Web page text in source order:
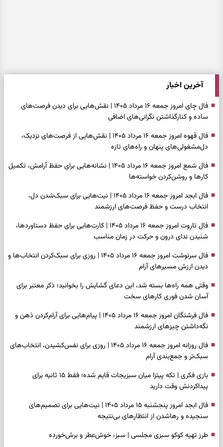
آخرین اخبار
فال چای امروز جمعه ۱۶ مرداد ۱۴۰۵ | نقش‌هایی برای دیدن فرصت‌های
ساده و کنارگذاشتن نگرانی‌های اضافی
فال قهوه امروز جمعه ۱۶ مرداد ۱۴۰۵ | نقش‌هایی از فرصت‌های نزدیک،
دل‌مشغولی‌های پنهان و راه‌های تازه
فال شمع امروز جمعه ۱۶ مرداد ۱۴۰۵ | نشانه‌هایی برای حفظ آرامش، تکمیل
کارها و روشن‌کردن خواسته‌ها
فال ابجد امروز جمعه ۱۶ مرداد ۱۴۰۵ | نیت‌هایی برای سبک‌شدن دل،
انتخاب درست و حفظ فرصت‌های ارزشمند
فال تاروت امروز جمعه ۱۶ مرداد ۱۴۰۵ | کارت‌هایی برای حفظ دستاوردها،
شنیدن ندای درون و حرکت در زمان مناسب
فال سرنوشت امروز جمعه ۱۶ مرداد ۱۴۰۵ | روزی برای سبک‌کردن انتخاب‌ها و
دیدن ارزش مسیرهای آرام
وقتی همه راه‌ها بسته شد، این دعای گشایش را بخوانید؛ ذکر معتبر برای
آسان شدن فوری کارهای سخت
فال فرشتگان امروز جمعه ۱۶ مرداد ۱۴۰۵ | پیام‌هایی برای آرام‌کردن ذهن و
نگه‌داشتن چیزهای ارزشمند
فال روزانه امروز جمعه ۱۶ مرداد ۱۴۰۵ | روزی برای نفس‌کشیدن، انتخاب‌های
سبک‌تر و جمع‌بندی آرام
بازی فکری | تکه پیتزا میان سبزیجات قایم شده؛ فقط ۱۵ ثانیه برای
پیداکردنش وقت دارید
فال ابجد امروز پنجشنبه ۱۵ مرداد ۱۴۰۵ | نیت‌هایی برای تصمیم‌های
سنجیده و رهاشدن از انتظارهای بی‌نتیجه
طرز تهیه کوکو سبزی مجلسی | سبز، خوش‌عطر و برش‌خورده